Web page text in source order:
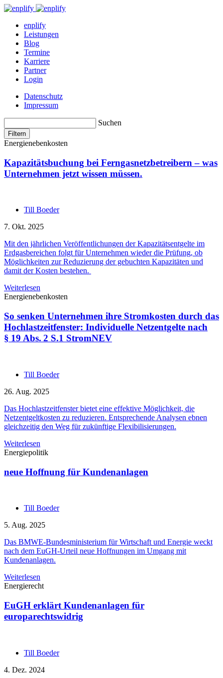
enplify
Leistungen
Blog
Termine
Karriere
Partner
Login
Datenschutz
Impressum
Suchen
Filtern
Energienebenkosten
Kapazitätsbuchung bei Ferngasnetzbetreibern – was
Unternehmen jetzt wissen müssen.
Till Boeder
7. Okt. 2025
Mit den jährlichen Veröffentlichungen der Kapazitätsentgelte im
Erdgasbereichen folgt für Unternehmen wieder die Prüfung, ob
Möglichkeiten zur Reduzierung der gebuchten Kapazitäten und
damit der Kosten bestehen.
Weiterlesen
Energienebenkosten
So senken Unternehmen ihre Stromkosten durch das
Hochlastzeitfenster: Individuelle Netzentgelte nach
§ 19 Abs. 2 S.1 StromNEV
Till Boeder
26. Aug. 2025
Das Hochlastzeitfenster bietet eine effektive Möglichkeit, die
Netzentgeltkosten zu reduzieren. Entsprechende Analysen ebnen
gleichzeitig den Weg für zukünftige Flexibilisierungen.
Weiterlesen
Energiepolitik
neue Hoffnung für Kundenanlagen
Till Boeder
5. Aug. 2025
Das BMWE-Bundesministerium für Wirtschaft und Energie weckt
nach dem EuGH-Urteil neue Hoffnungen im Umgang mit
Kundenanlagen.
Weiterlesen
Energierecht
EuGH erklärt Kundenanlagen für
europarechtswidrig
Till Boeder
4. Dez. 2024